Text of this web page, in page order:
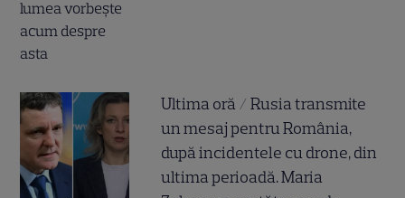
Ultima oră / Rusia transmite
un mesaj pentru România,
după incidentele cu drone, din
ultima perioadă. Maria